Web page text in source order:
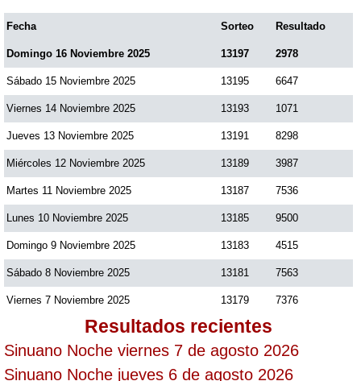
Paisita 3
Pick 3 Día
Pick 3 Noche
Pick 4 Día
Pick 4 Noche
Pijao de Oro
Saman de la suerte
Sinuano Día
Fecha Sorteo Resultado
Domingo 16 Noviembre 2025 13197 2978
Sábado 15 Noviembre 2025 13195 6647
Viernes 14 Noviembre 2025 13193 1071
Jueves 13 Noviembre 2025 13191 8298
Miércoles 12 Noviembre 2025 13189 3987
Martes 11 Noviembre 2025 13187 7536
Lunes 10 Noviembre 2025 13185 9500
Domingo 9 Noviembre 2025 13183 4515
Sábado 8 Noviembre 2025 13181 7563
Viernes 7 Noviembre 2025 13179 7376
Resultados recientes
Sinuano Noche viernes 7 de agosto 2026
Sinuano Noche jueves 6 de agosto 2026